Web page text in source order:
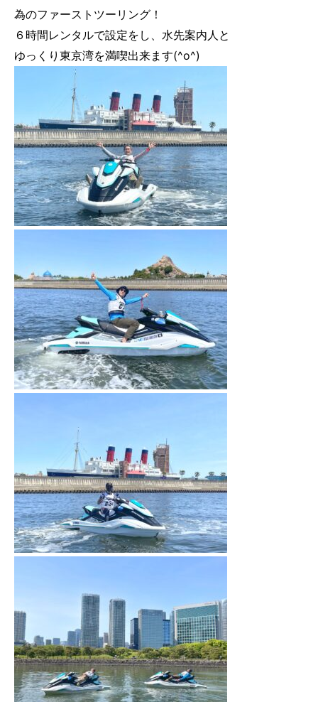
為のファーストツーリング！
６時間レンタルで設定をし、水先案内人と
ゆっくり東京湾を満喫出来ます(^o^)